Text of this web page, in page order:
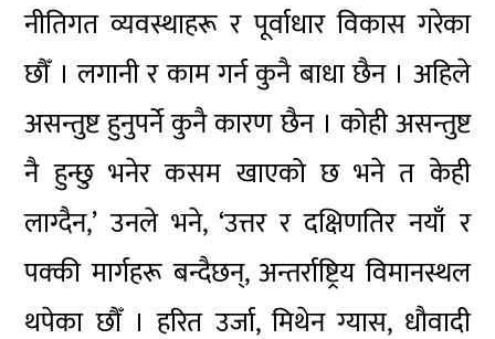
नीतिगत व्यवस्थाहरू र पूर्वाधार विकास गरेका
छौँ । लगानी र काम गर्न कुनै बाधा छैन । अहिले
असन्तुष्ट हुनुपर्ने कुनै कारण छैन । कोही असन्तुष्ट
नै हुन्छु भनेर कसम खाएको छ भने त केही
लाग्दैन,’ उनले भने, ‘उत्तर र दक्षिणतिर नयाँ र
पक्की मार्गहरू बन्दैछन्, अन्तर्राष्ट्रिय विमानस्थल
थपेका छौँ । हरित उर्जा, मिथेन ग्यास, धौवादी